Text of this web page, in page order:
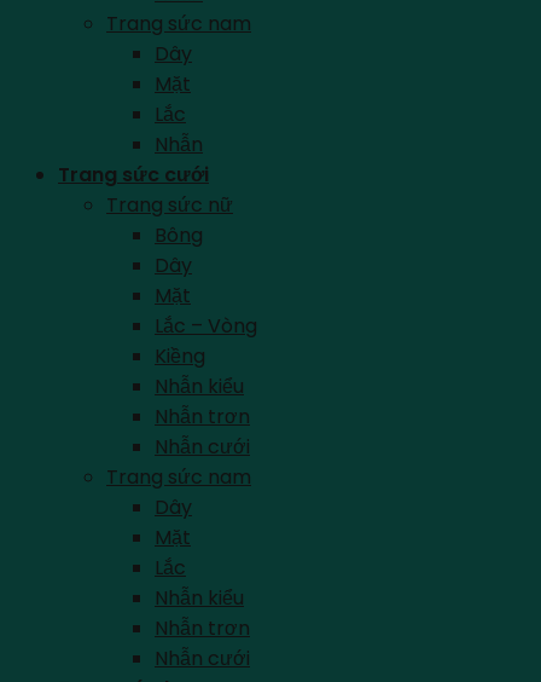
Trang sức nam
Dây
Mặt
Lắc
Nhẫn
Trang sức cưới
Trang sức nữ
Bông
Dây
Mặt
Lắc – Vòng
Kiềng
Nhẫn kiểu
Nhẫn trơn
Nhẫn cưới
Trang sức nam
Dây
Mặt
Lắc
Nhẫn kiểu
Nhẫn trơn
Nhẫn cưới